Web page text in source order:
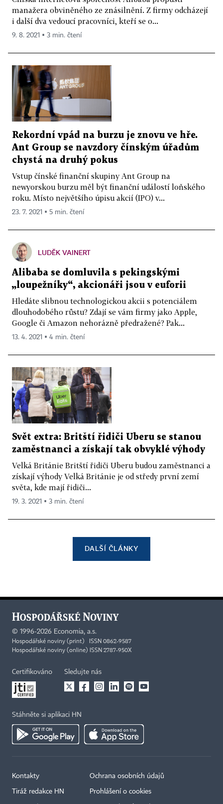
manažera obviněného ze znásilnění. Z firmy odcházejí
i další dva vedoucí pracovníci, kteří se o...
9. 8. 2021 ▪ 3 min. čtení
Rekordní vpád na burzu je znovu ve hře.
Ant Group se navzdory čínským úřadům
chystá na druhý pokus
Vstup čínské finanční skupiny Ant Group na
newyorskou burzu měl být finanční událostí loňského
roku. Místo největšího úpisu akcií (IPO) v...
23. 7. 2021 ▪ 5 min. čtení
LUDĚK VAINERT
Alibaba se domluvila s pekingskými
„loupežníky“, akcionáři jsou v euforii
Hledáte slibnou technologickou akcii s potenciálem
dlouhodobého růstu? Zdají se vám firmy jako Apple,
Google či Amazon nehorázně předražené? Pak...
13. 4. 2021 ▪ 4 min. čtení
Svět extra: Britští řidiči Uberu se stanou
zaměstnanci a získají tak obvyklé výhody
Velká Británie Britští řidiči Uberu budou zaměstnanci a
získají výhody Velká Británie je od středy první zemí
světa, kde mají řidiči...
19. 3. 2021 ▪ 3 min. čtení
DALŠÍ ČLÁNKY
© 1996-2026 Economia, a.s.
Hospodářské noviny (print) ISSN 0862-9587
Hospodářské noviny (online) ISSN 2787-950X
Certifikováno Sledujte nás
Stáhněte si aplikaci HN
Kontakty
Tiráž redakce HN
Ochrana osobních údajů
Prohlášení o cookies